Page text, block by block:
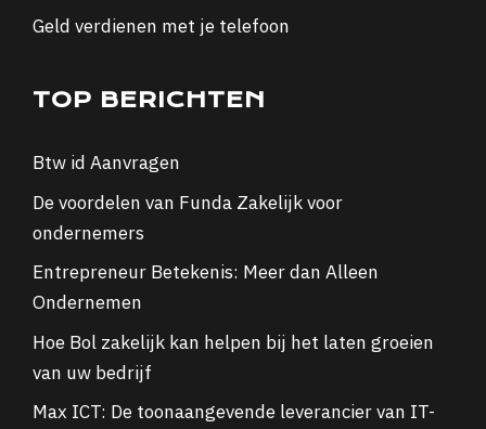
Geld verdienen met je telefoon
TOP BERICHTEN
Btw id Aanvragen
De voordelen van Funda Zakelijk voor
ondernemers
Entrepreneur Betekenis: Meer dan Alleen
Ondernemen
Hoe Bol zakelijk kan helpen bij het laten groeien
van uw bedrijf
Max ICT: De toonaangevende leverancier van IT-